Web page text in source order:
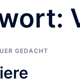
GEDACHT